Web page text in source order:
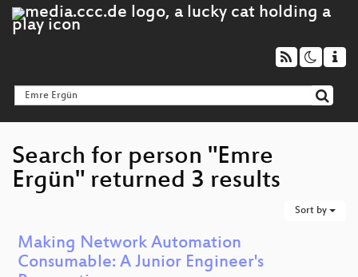
Search for person "Emre
Ergün" returned 3 results
Sort by
Making Network Automation
Consumable: A Junior Engineer's